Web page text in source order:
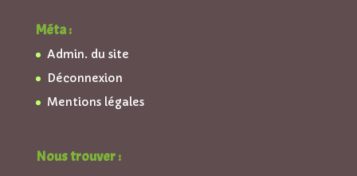
Méta :
Admin. du site
Déconnexion
Mentions légales
Nous trouver :